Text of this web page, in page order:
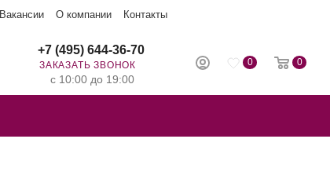
Вакансии О компании Контакты
0 0
+7 (495) 644-36-70
ЗАКАЗАТЬ ЗВОНОК
с 10:00 до 19:00